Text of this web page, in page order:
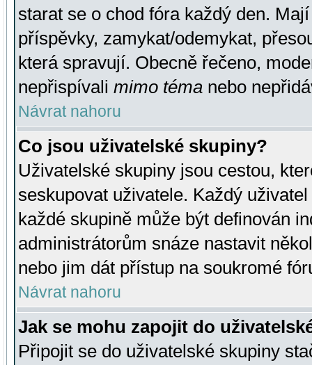
starat se o chod fóra každý den.
příspěvky, zamykat/odemykat,
která spravují. Obecně řečeno,
nepřispívali mimo téma nebo
Návrat nahoru
Co jsou uživatelské skupiny?
Uživatelské skupiny jsou cestou,
seskupovat uživatele. Každý
každé skupině může být definován
administrátorům snáze nastavit
nebo jim dát přístup na soukromé
Návrat nahoru
Jak se mohu zapojit do
Připojit se do uživatelské skupiny